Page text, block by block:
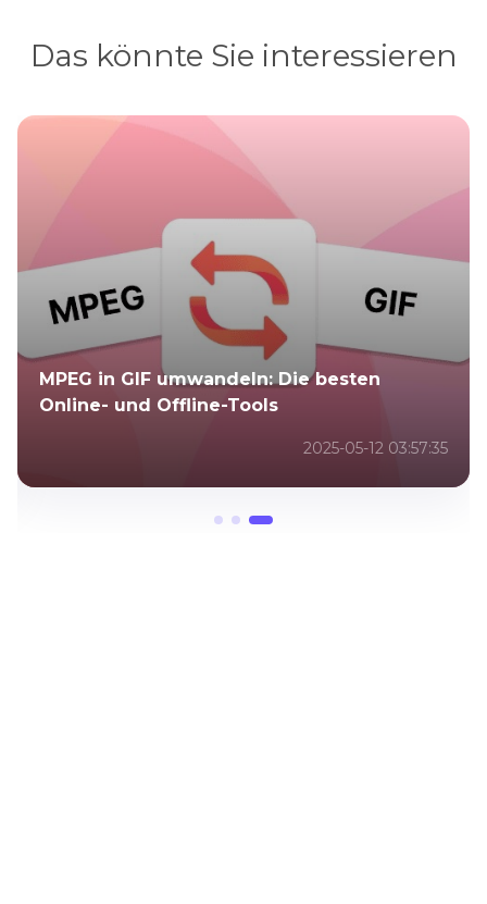
Das könnte Sie interessieren
MPEG in GIF umwandeln: Die besten
Online- und Offline-Tools
2025-05-12 03:57:35